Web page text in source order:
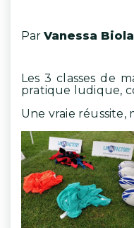
Par Vanessa Biola
Les 3 classes de
pratique ludique,
Une vraie réussite,